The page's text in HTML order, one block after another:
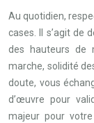
Au quotidien,
cases. Il s’agit de
des hauteurs de
marche, solidité
doute, vous
d’œuvre pour
majeur pour